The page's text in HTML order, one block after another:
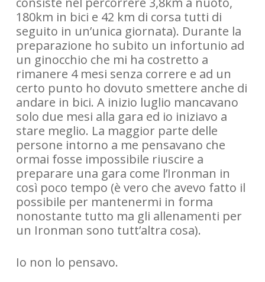
180km in bici e 42 km di corsa tutti di
seguito in un’unica giornata). Durante la
preparazione ho subito un infortunio ad
un ginocchio che mi ha costretto a
rimanere 4 mesi senza correre e ad un
certo punto ho dovuto smettere anche di
andare in bici. A inizio luglio mancavano
solo due mesi alla gara ed io iniziavo a
stare meglio. La maggior parte delle
persone intorno a me pensavano che
ormai fosse impossibile riuscire a
preparare una gara come l’Ironman in
così poco tempo (è vero che avevo fatto il
possibile per mantenermi in forma
nonostante tutto ma gli allenamenti per
un Ironman sono tutt’altra cosa).
Io non lo pensavo.